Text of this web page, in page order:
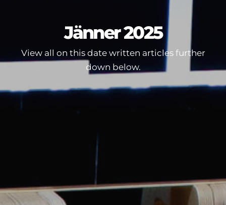
Jänner 2025
View all on this date written articles further
down below.